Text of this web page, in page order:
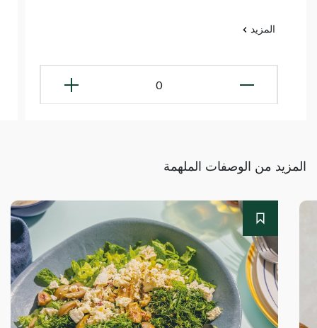
المزيد
0
المزيد من الوصفات الملهمة